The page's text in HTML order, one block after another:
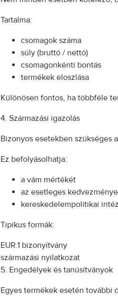
Tartalma:
csomagok száma
súly (bruttó / nettó)
csomagonkénti bontás
termékek eloszlása
Különösen fontos, ha többféle
4. Származási igazolás
Bizonyos esetekben szükséges
Ez befolyásolhatja:
a vám mértékét
az esetleges
kereskedelempolitikai
Tipikus formák:
EUR.1 bizonyítvány
származási nyilatkozat
5. Engedélyek és tanúsítványok
Egyes termékek esetén további